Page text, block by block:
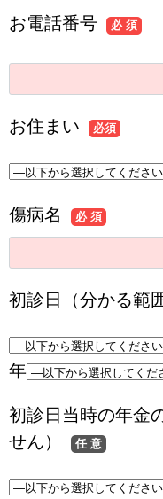
お電話番号 必 須
お住まい 必須
傷病名 必 須
初診日（分かる範
年
初診日当時の年金
せん）
任 意